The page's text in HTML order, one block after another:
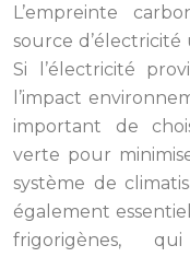
L’empreinte
source
Si l’électricité
l’impact
important de
verte pour
système de
également
frigorigènes,